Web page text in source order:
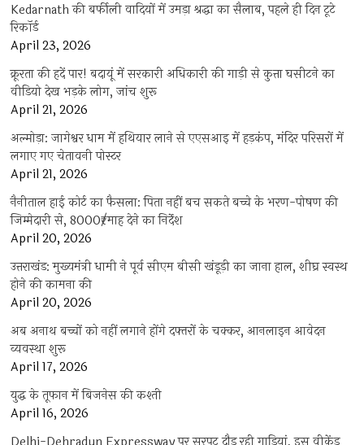
Kedarnath की बर्फीली वादियों में उमड़ा श्रद्धा का सैलाब, पहले ही दिन टूटे
रिकॉर्ड
April 23, 2026
क्रूरता की हदें पार! बदायूं में सरकारी अधिकारी की गाड़ी से कुत्ता घसीटने का
वीडियो देख भड़के लोग, जांच शुरू
April 21, 2026
अल्मोड़ा: जागेश्वर धाम में हथियार लाने से एएसआइ में हड़कंप, मंदिर परिसरों में
लगाए गए चेतावनी पोस्टर
April 21, 2026
नैनीताल हाई कोर्ट का फैसला: पिता नहीं बच सकते बच्चे के भरण-पोषण की
जिम्मेदारी से, 8000₹/माह देने का निर्देश
April 20, 2026
उत्तराखंड: मुख्यमंत्री धामी ने पूर्व सीएम बीसी खंडूड़ी का जाना हाल, शीघ्र स्वस्थ
होने की कामना की
April 20, 2026
अब अनाथ बच्चों को नहीं लगाने होंगे दफ्तरों के चक्कर, आनलाइन आवेदन
व्यवस्था शुरू
April 17, 2026
युद्ध के तूफान में बिजनेस की कश्ती
April 16, 2026